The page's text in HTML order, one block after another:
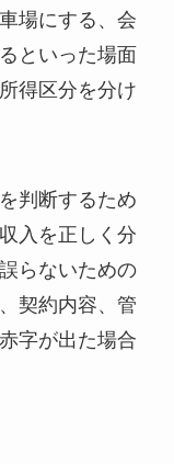
場にする、会
といった場面
得区分を分け
判断するため
入を正しく分
らないための
契約内容、管
字が出た場合